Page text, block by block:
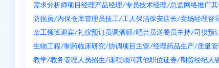
需求分析师项目经理产品经理/专员技术经理/总监网络推广
防损员/内保仓库管理员技工/工人保洁保安店长/卖场经理督
杂工领班迎宾/礼仪预订员调酒师/吧台员送餐员主持/司仪预
生物工程/制药临床研究/协调项目主管/经理药品生产/质量
教学/教务管理人员招生/课程顾问其他职位证券/期货经纪人